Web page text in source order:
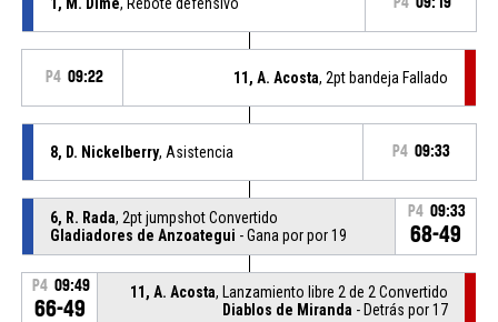
P4 09:22 11, A. Acosta, 2pt bandeja Fallado
8, D. Nickelberry, Asistencia P4 09:33
6, R. Rada, 2pt jumpshot Convertido
Gladiadores de Anzoategui - Gana por por 19
P4 09:33
68-49
P4 09:49
66-49
11, A. Acosta, Lanzamiento libre 2 de 2 Convertido
Diablos de Miranda - Detrás por 17